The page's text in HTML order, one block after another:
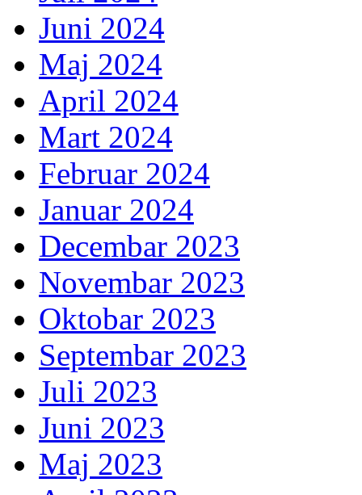
Juni 2024
Maj 2024
April 2024
Mart 2024
Februar 2024
Januar 2024
Decembar 2023
Novembar 2023
Oktobar 2023
Septembar 2023
Juli 2023
Juni 2023
Maj 2023